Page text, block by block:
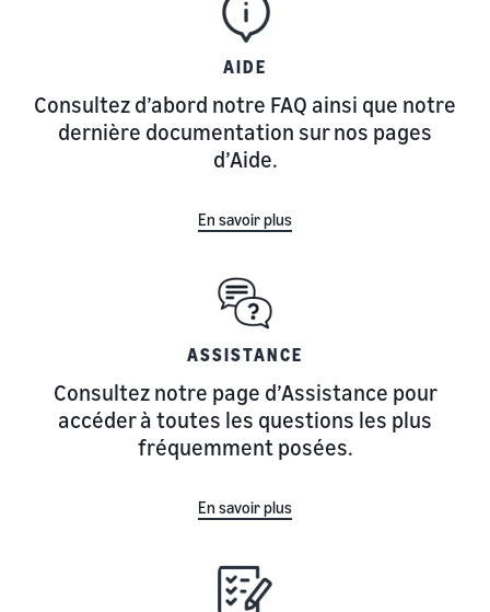
AIDE
Consultez d’abord notre FAQ ainsi que notre
dernière documentation sur nos pages
d’Aide.
En savoir plus
ASSISTANCE
Consultez notre page d’Assistance pour
accéder à toutes les questions les plus
fréquemment posées.
En savoir plus